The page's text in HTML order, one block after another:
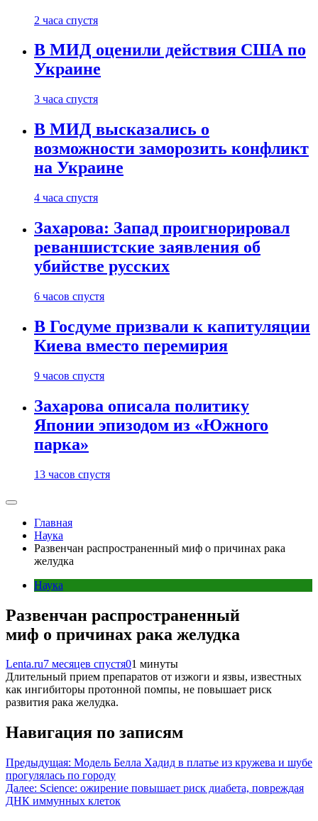
2 часа спустя
В МИД оценили действия США по
Украине
3 часа спустя
В МИД высказались о
возможности заморозить конфликт
на Украине
4 часа спустя
Захарова: Запад проигнорировал
реваншистские заявления об
убийстве русских
6 часов спустя
В Госдуме призвали к капитуляции
Киева вместо перемирия
9 часов спустя
Захарова описала политику
Японии эпизодом из «Южного
парка»
13 часов спустя
Главная
Наука
Развенчан распространенный миф о причинах рака
желудка
Наука
Развенчан распространенный
миф о причинах рака желудка
Lenta.ru7 месяцев спустя01 минуты
Длительный прием препаратов от изжоги и язвы, известных
как ингибиторы протонной помпы, не повышает риск
развития рака желудка.
Навигация по записям
Предыдущая: Модель Белла Хадид в платье из кружева и шубе
прогулялась по городу
Далее: Science: ожирение повышает риск диабета, повреждая
ДНК иммунных клеток